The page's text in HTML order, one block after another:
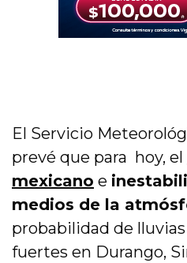
El Servicio
prevé que para hoy, el
mexicano e
medios de la
probabilidad de
fuertes en Durango,